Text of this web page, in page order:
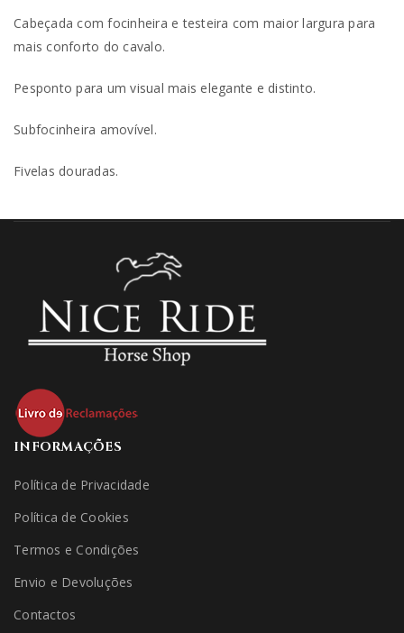
Cabeçada com focinheira e testeira com maior largura para
mais conforto do cavalo.
Pesponto para um visual mais elegante e distinto.
Subfocinheira amovível.
Fivelas douradas.
INFORMAÇÕES
Política de Privacidade
Política de Cookies
Termos e Condições
Envio e Devoluções
Contactos